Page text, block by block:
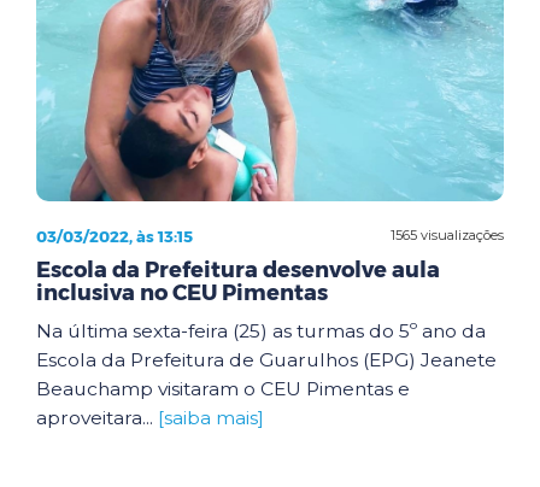
1565 visualizações
03/03/2022, às 13:15
Escola da Prefeitura desenvolve aula
inclusiva no CEU Pimentas
Na última sexta-feira (25) as turmas do 5º ano da
Escola da Prefeitura de Guarulhos (EPG) Jeanete
Beauchamp visitaram o CEU Pimentas e
aproveitara... [saiba mais]